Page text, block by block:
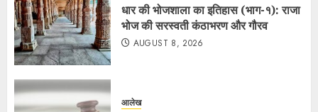
धार की भोजशाला का इतिहास (भाग-१): राजा
भोज की सरस्वती कंठाभरण और गौरव
AUGUST 8, 2026
आलेख